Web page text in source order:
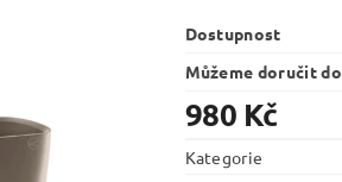
Dostupnost
Můžeme doručit do
980 Kč
Kategorie